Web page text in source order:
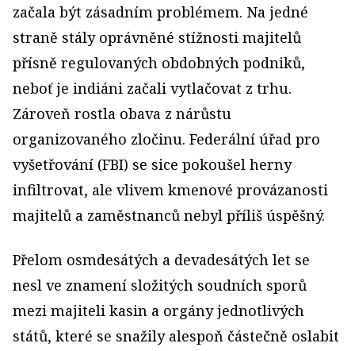
začala být zásadním problémem. Na jedné
straně stály oprávněné stížnosti majitelů
přísně regulovaných obdobných podniků,
neboť je indiáni začali vytlačovat z trhu.
Zároveň rostla obava z nárůstu
organizovaného zločinu. Federální úřad pro
vyšetřování (FBI) se sice pokoušel herny
infiltrovat, ale vlivem kmenové provázanosti
majitelů a zaměstnanců nebyl příliš úspěšný.
Přelom osmdesátých a devadesátých let se
nesl ve znamení složitých soudních sporů
mezi majiteli kasin a orgány jednotlivých
států, které se snažily alespoň částečně oslabit